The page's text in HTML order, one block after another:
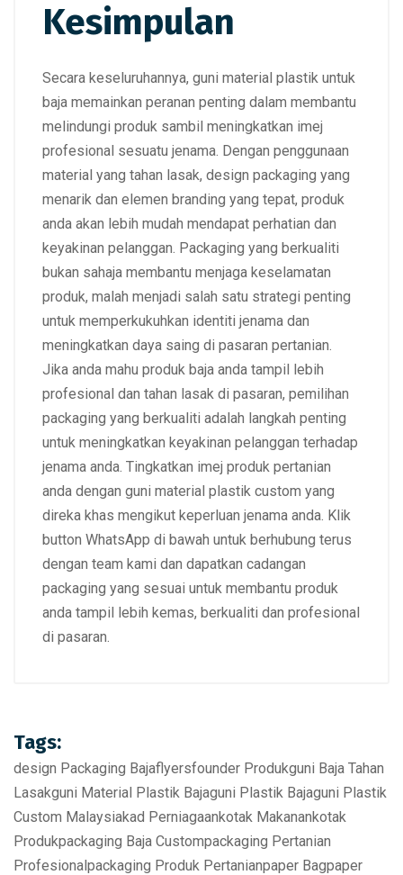
Kesimpulan
Secara keseluruhannya, guni material plastik untuk
baja memainkan peranan penting dalam membantu
melindungi produk sambil meningkatkan imej
profesional sesuatu jenama. Dengan penggunaan
material yang tahan lasak, design packaging yang
menarik dan elemen branding yang tepat, produk
anda akan lebih mudah mendapat perhatian dan
keyakinan pelanggan. Packaging yang berkualiti
bukan sahaja membantu menjaga keselamatan
produk, malah menjadi salah satu strategi penting
untuk memperkukuhkan identiti jenama dan
meningkatkan daya saing di pasaran pertanian.
Jika anda mahu produk baja anda tampil lebih
profesional dan tahan lasak di pasaran, pemilihan
packaging yang berkualiti adalah langkah penting
untuk meningkatkan keyakinan pelanggan terhadap
jenama anda. Tingkatkan imej produk pertanian
anda dengan guni material plastik custom yang
direka khas mengikut keperluan jenama anda. Klik
button WhatsApp di bawah untuk berhubung terus
dengan team kami dan dapatkan cadangan
packaging yang sesuai untuk membantu produk
anda tampil lebih kemas, berkualiti dan profesional
di pasaran.
Tags:
design Packaging Bajaflyersfounder Produkguni Baja Tahan
Lasakguni Material Plastik Bajaguni Plastik Bajaguni Plastik
Custom Malaysiakad Perniagaankotak Makanankotak
Produkpackaging Baja Custompackaging Pertanian
Profesionalpackaging Produk Pertanianpaper Bagpaper